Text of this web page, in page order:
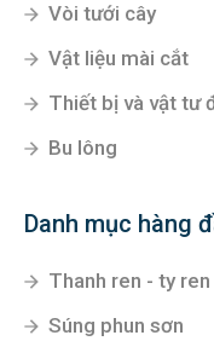
Vòi tưới cây
Vật liệu mài cắt
Thiết bị và vật tư
Bu lông
Danh mục hàng
Thanh ren - ty
Súng phun sơn